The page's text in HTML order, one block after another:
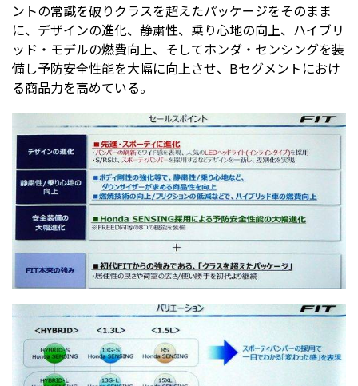
ントの常識を破りクラスを超えたパッケージをそのまま
に、デザインの進化、静粛性、乗り心地の向上、ハイブリ
ッド・モデルの燃費向上、そしてホンダ・センシングを装
備し予防安全性能を大幅に向上させ、Bセグメントにおけ
る商品力を高めている。